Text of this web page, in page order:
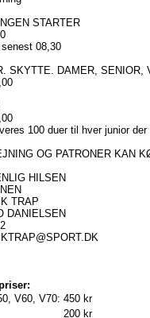
STARTER
08,30
SKYTTE. DAMER, SENIOR,
100 duer til hver junior der
OG PATRONER KAN
HILSEN
TRAP
DANIELSEN
V60, V70: 450 kr
200 kr